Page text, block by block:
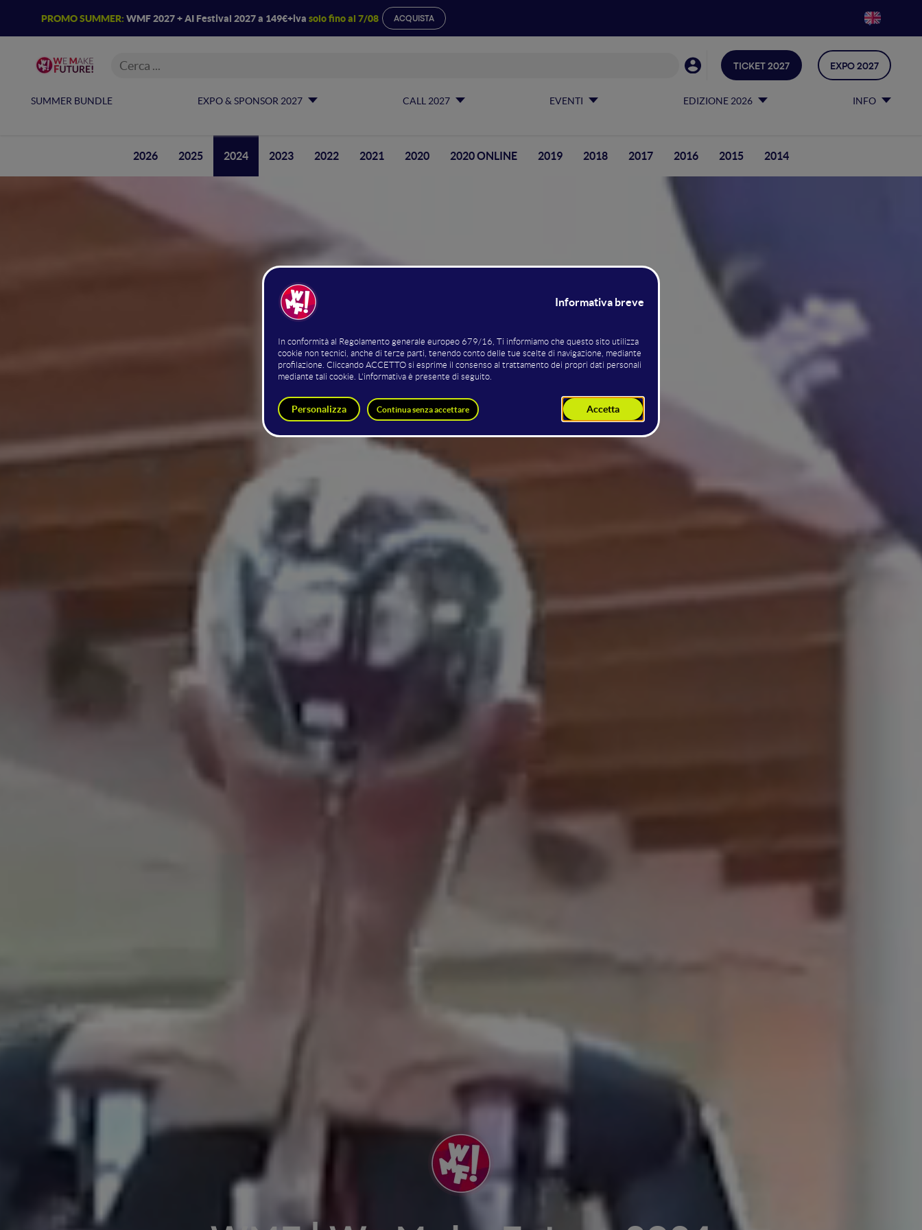
PROMO SUMMER: WMF 2027 + AI Festival 2027 a 149€+iva solo fino al 7/08 ACQUISTA
SUMMER BUNDLE EXPO & SPONSOR 2027 CALL 2027 EVENTI EDIZIONE 2026 INFO
TICKET 2027 EXPO 2027
2026 2025 2024 2023 2022 2021 2020 2020 ONLINE 2019 2018 2017 2016 2015 2014